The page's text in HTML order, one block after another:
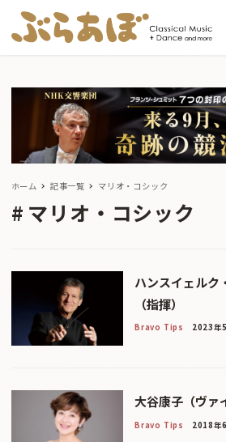
ホーム 記事一覧 マリオ・コシック
マリオ・コシック
ハンスイェルク
（指揮）
Bravo Tips 2023年
大谷康子（ヴァ
Bravo Tips 2018年